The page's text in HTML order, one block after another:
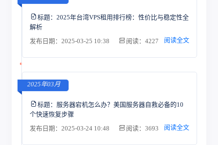
标题： 2025年台湾VPS租用排行榜：性价比与稳定性全
解析
发布日期：2025-03-25 10:38
阅读：4227 阅读全文
2025年03月
标题： 服务器宕机怎么办？美国服务器自救必备的10
个快速恢复步骤
发布日期：2025-03-24 10:48
阅读：3693 阅读全文